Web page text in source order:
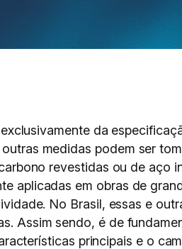
da
medidas podem ser
revestidas ou de aço
aplicadas em obras de
No Brasil, essas e
Assim sendo, é de
principais e o